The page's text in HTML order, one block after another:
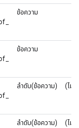
ข้อความ
ข้อความ
ลำดับ(ข้อความ) (ไม่มี
ลำดับ(ข้อความ) (ไม่มี